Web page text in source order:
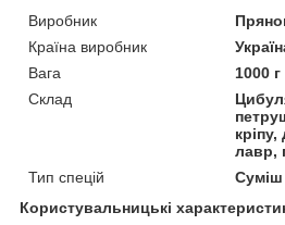
Виробник
Країна виробник
Вага
1000 г
Склад
лавр,
Тип спецій
Суміш
Користувальницькі